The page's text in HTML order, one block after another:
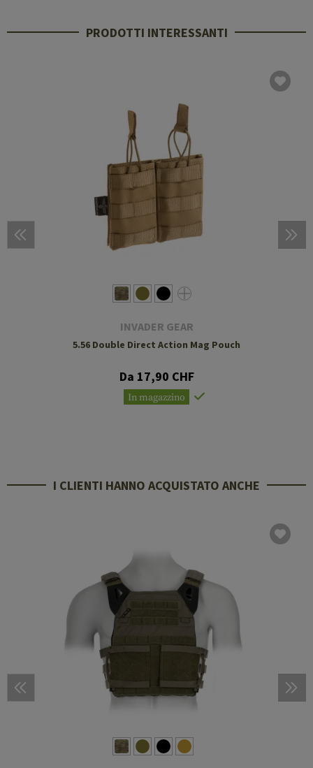
PRODOTTI INTERESSANTI
INVADER GEAR
5.56 Double Direct Action Mag Pouch
Da 17,90 CHF
In magazzino
I CLIENTI HANNO ACQUISTATO ANCHE